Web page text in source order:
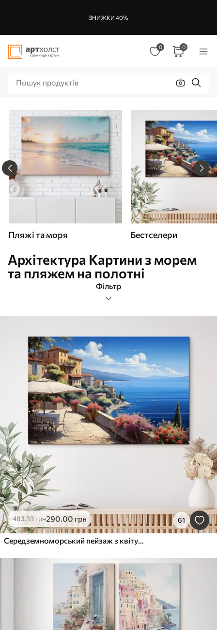
ЗНИЖКИ 40%
0 0
Пляжі та моря Бестселери
Архітектура Картини з морем
та пляжем на полотні
Фільтр
архітектура
Прямокутна
Картини Пляжі та моря
Найпопулярніші
Очистити фільтр
483.33грн290.00 грн 61
Середземноморський пейзаж з квітучою терасою в художньому стилі